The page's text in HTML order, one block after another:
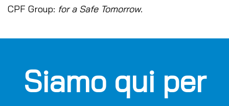
CPF Group: for a Safe Tomorrow.
Siamo qui per